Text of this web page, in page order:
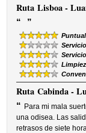
RutaLisboa -
“ ”
RutaCabinda -
“ Para mi mala
una odisea. Las
retrasos de siete